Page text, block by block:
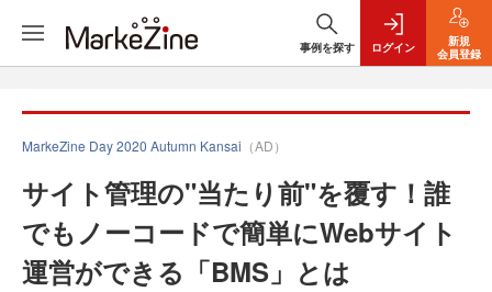
事例を探す ログイン
新規
会員登録
MarkeZine Day 2020 Autumn Kansai （AD）
サイト管理の"当たり前"を覆す！誰
でもノーコードで簡単にWebサイト
運営ができる「BMS」とは